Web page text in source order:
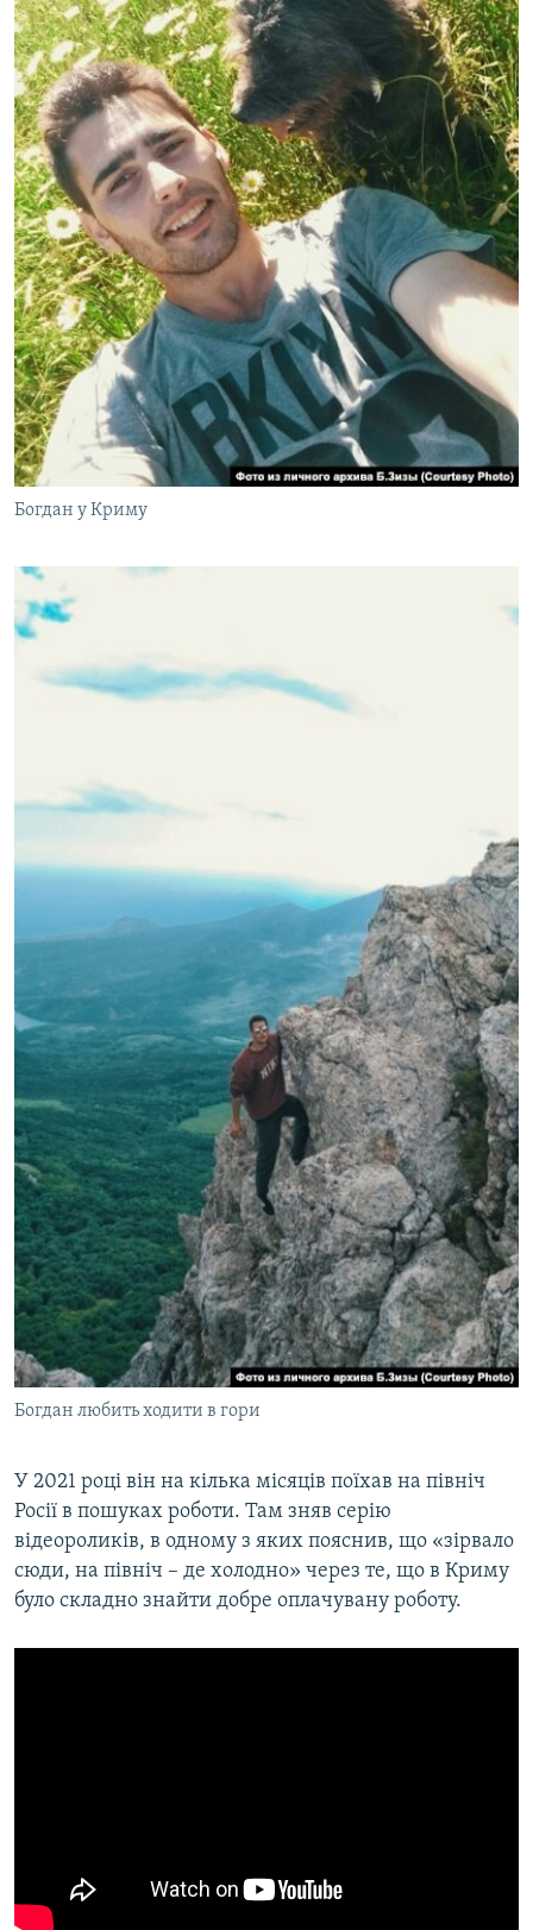
Богдан у Криму
Богдан любить ходити в гори
У 2021 році він на кілька місяців поїхав на північ
Росії в пошуках роботи. Там зняв серію
відеороликів, в одному з яких пояснив, що «зірвало
сюди, на північ – де холодно» через те, що в Криму
було складно знайти добре оплачувану роботу.